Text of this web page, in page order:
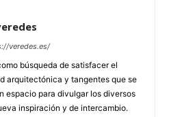
veredes.es/
búsqueda de satisfacer el
arquitectónica y tangentes que se
espacio para divulgar los diversos
inspiración y de intercambio.